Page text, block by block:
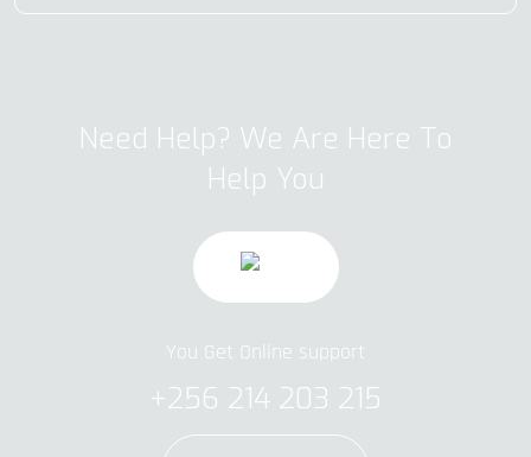
Need Help? We Are Here To
Help You
You Get Online support
+256 214 203 215